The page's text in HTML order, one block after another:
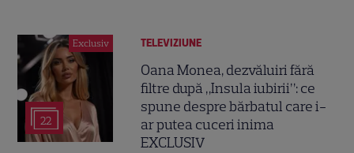
Exclusiv
22
TELEVIZIUNE
Oana Monea, dezvăluiri fără
filtre după „Insula iubirii”: ce
spune despre bărbatul care i-
ar putea cuceri inima
EXCLUSIV